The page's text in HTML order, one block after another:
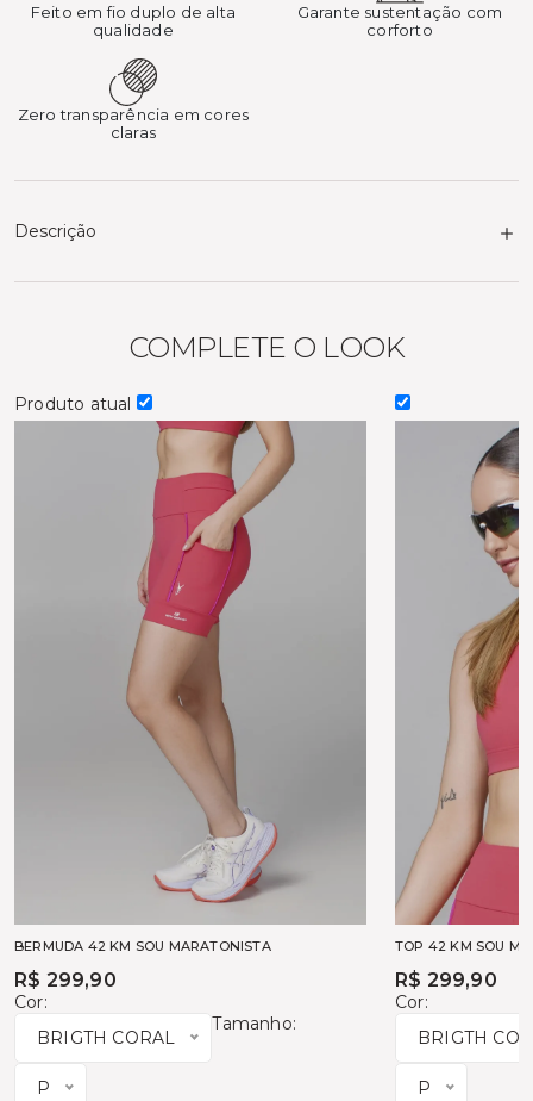
Feito em fio duplo de alta
qualidade
Garante sustentação com
corforto
Zero transparência em cores
claras
Descrição
COMPLETE O LOOK
Produto atual
BERMUDA 42 KM SOU MARATONISTA
R$ 299,90
Cor:
BRIGTH CORAL
Tamanho:
P
TOP 42 KM SOU
R$ 299,90
Cor:
BRIGTH
P